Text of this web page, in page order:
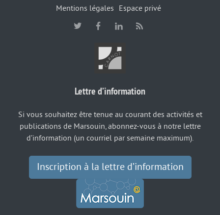
Mentions légales
Espace privé
Lettre d’information
Si vous souhaitez être tenue au courant des activités et
publications de Marsouin, abonnez-vous à notre lettre
d’information (un courriel par semaine maximum).
Inscription à la lettre d’information